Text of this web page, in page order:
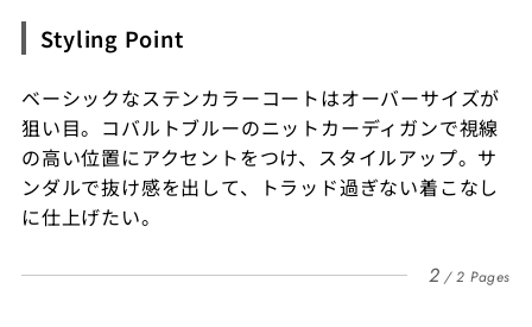
Styling Point
ベーシックなステンカラーコートはオーバーサイズが
狙い目。コバルトブルーのニットカーディガンで視線
の高い位置にアクセントをつけ、スタイルアップ。サ
ンダルで抜け感を出して、トラッド過ぎない着こなし
に仕上げたい。
2 2 Pages